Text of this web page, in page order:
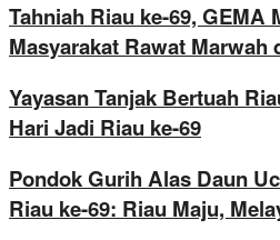
Tahniah Riau ke-69, GEMA
Masyarakat Rawat Marwah
Yayasan Tanjak Bertuah
Hari Jadi Riau ke-69
Pondok Gurih Alas Daun
Riau ke-69: Riau Maju,